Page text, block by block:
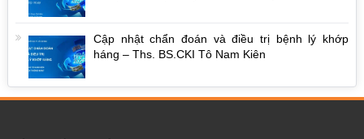
Cập nhật chẩn đoán và điều trị bệnh lý khớp
háng – Ths. BS.CKI Tô Nam Kiên